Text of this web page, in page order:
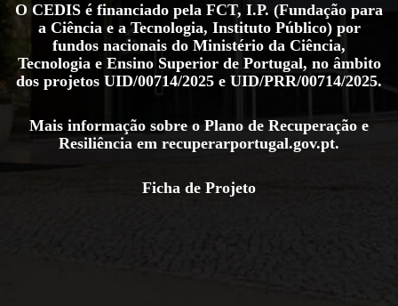
O CEDIS é financiado pela FCT, I.P. (Fundação para
a Ciência e a Tecnologia, Instituto Público) por
fundos nacionais do Ministério da Ciência,
Tecnologia e Ensino Superior de Portugal, no âmbito
dos projetos UID/00714/2025 e UID/PRR/00714/2025.
Mais informação sobre o Plano de Recuperação e
Resiliência em recuperarportugal.gov.pt.
Ficha de Projeto